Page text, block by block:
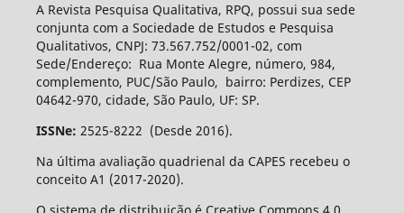
A Revista Pesquisa Qualitativa, RPQ, possui sua sede
conjunta com a Sociedade de Estudos e Pesquisa
Qualitativos, CNPJ: 73.567.752/0001-02, com
Sede/Endereço: Rua Monte Alegre, número, 984,
complemento, PUC/São Paulo, bairro: Perdizes, CEP
04642-970, cidade, São Paulo, UF: SP.
ISSNe: 2525-8222 (Desde 2016).
Na última avaliação quadrienal da CAPES recebeu o
conceito A1 (2017-2020).